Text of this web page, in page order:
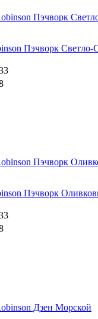
Пэчворк Светло-
Пэчворк